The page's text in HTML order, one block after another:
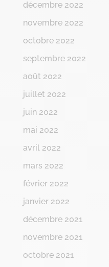
décembre 2022
novembre 2022
octobre 2022
septembre 2022
août 2022
juillet 2022
juin 2022
mai 2022
avril 2022
mars 2022
février 2022
janvier 2022
décembre 2021
novembre 2021
octobre 2021